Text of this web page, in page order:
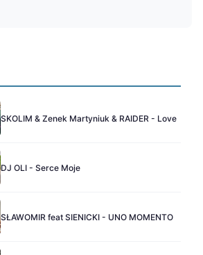
SKOLIM & Zenek Martyniuk & RAIDER - Love
DJ OLI - Serce Moje
SŁAWOMIR feat SIENICKI - UNO MOMENTO